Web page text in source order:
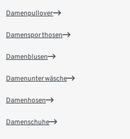
Damenpullover
Damensporthosen
Damenblusen
Damenunterwäsche
Damenhosen
Damenschuhe